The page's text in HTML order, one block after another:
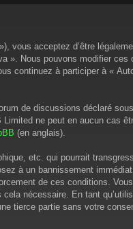
vous acceptez d’être
». Nous pouvons modifier
continuez à participer à «
de discussions déclaré
ne peut en aucun cas
(en anglais).
etc. qui pourrait
à un bannissement
de ces conditions.
nécessaire. En tant
tierce partie sans votre